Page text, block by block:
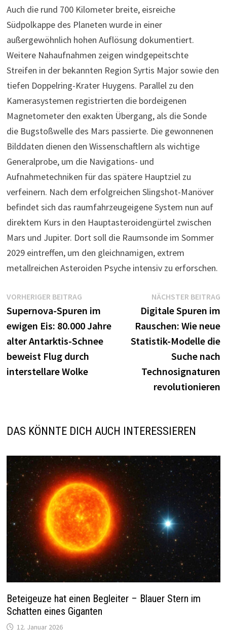
Auch die rund 700 Kilometer breite, eisreiche
Südpolkappe des Planeten wurde in einer
außergewöhnlich hohen Auflösung dokumentiert.
Weitere Nahaufnahmen zeigen windgepeitschte
Streifen in der bekannten Region Syrtis Major sowie den
tiefen Doppelring-Krater Huygens. Parallel zu den
Kamerasystemen registrierten die bordeigenen
Magnetometer den exakten Übergang, als die Sonde
die Bugstoßwelle des Mars passierte. Die gewonnenen
Bilddaten dienen den Wissenschaftlern als wichtige
Generalprobe, um die Navigations- und
Aufnahmetechniken für das spätere Hauptziel zu
verfeinern. Nach dem erfolgreichen Slingshot-Manöver
befindet sich das raumfahrzeugeigene System nun auf
direktem Kurs in den Hauptasteroidengürtel zwischen
Mars und Jupiter. Dort soll die Raumsonde im Sommer
2029 eintreffen, um den gleichnamigen, extrem
metallreichen Asteroiden Psyche intensiv zu erforschen.
Beitragsnavigation
VORHERIGER BEITRAG
Beitrag:
Supernova-Spuren im
ewigen Eis: 80.000 Jahre
alter Antarktis-Schnee
beweist Flug durch
interstellare Wolke
NÄCHSTER BEITRAG
Digitale Spuren im
Rauschen: Wie neue
Statistik-Modelle die
Suche nach
Technosignaturen
revolutionieren
DAS KÖNNTE DICH AUCH INTERESSIEREN
Beteigeuze hat einen Begleiter – Blauer Stern im
Schatten eines Giganten
12. Januar 2026